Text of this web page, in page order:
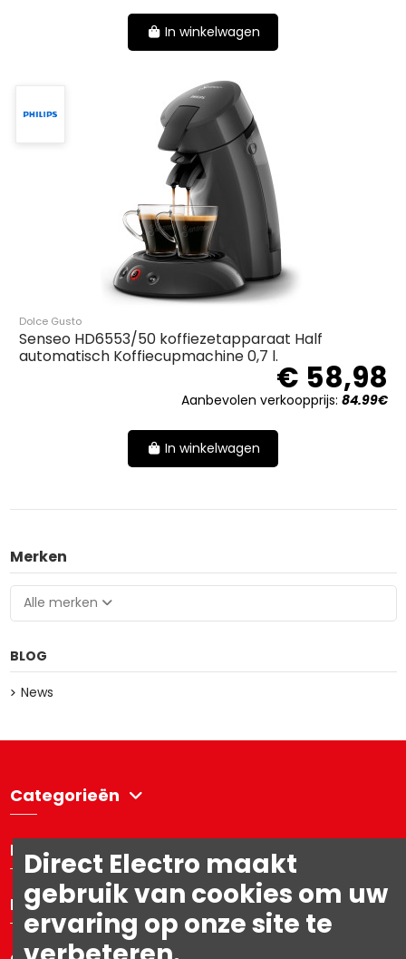
In winkelwagen
Dolce Gusto
Senseo HD6553/50 koffiezetapparaat Half
automatisch Koffiecupmachine 0,7 l.
€ 58,98
Aanbevolen verkoopprijs: 84.99€
In winkelwagen
Merken
Alle merken
BLOG
News
Categorieën
Directelectro
Mijn account
Direct Electro maakt
gebruik van cookies om uw
ervaring op onze site te